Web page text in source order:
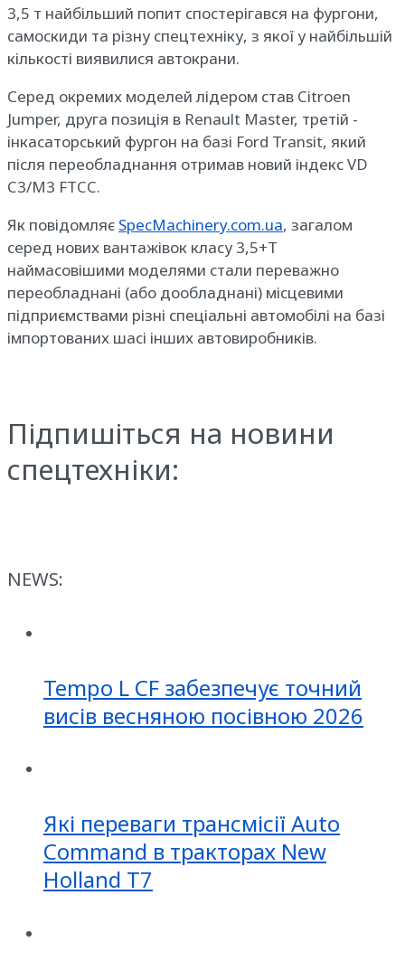
3,5 т найбільший попит спостерігався на фургони,
самоскиди та різну спецтехніку, з якої у найбільшій
кількості виявилися автокрани.
Серед окремих моделей лідером став Citroen
Jumper, друга позиція в Renault Master, третій -
інкасаторський фургон на базі Ford Transit, який
після переобладнання отримав новий індекс VD
C3/M3 FTCC.
Як повідомляє SpecMachinery.com.ua, загалом
серед нових вантажівок класу 3,5+Т
наймасовішими моделями стали переважно
переобладнані (або дообладнані) місцевими
підприємствами різні спеціальні автомобілі на базі
імпортованих шасі інших автовиробників.
Підпишіться на новини
спецтехніки:
NEWS:
Tempo L CF забезпечує точний
висів весняною посівною 2026
Які переваги трансмісії Auto
Command в тракторах New
Holland T7